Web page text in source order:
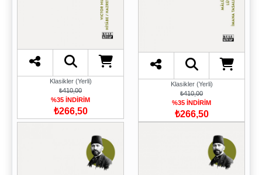
Klasikler (Yerli)
₺410,00
%35 İNDİRİM
₺266,50
Klasikler (Yerli)
₺410,00
%35 İNDİRİM
₺266,50